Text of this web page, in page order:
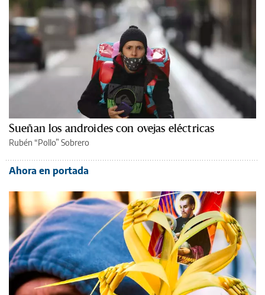
Sueñan los androides con ovejas eléctricas
Rubén “Pollo” Sobrero
Ahora en portada